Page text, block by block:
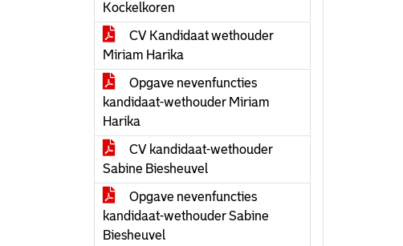
Kockelkoren
CV Kandidaat wethouder
Miriam Harika
Opgave nevenfuncties
kandidaat-wethouder Miriam
Harika
CV kandidaat-wethouder
Sabine Biesheuvel
Opgave nevenfuncties
kandidaat-wethouder Sabine
Biesheuvel